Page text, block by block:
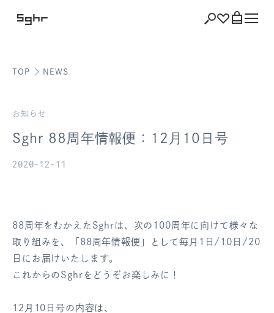
ショッピング
ポイント
お気に入り
TOP NEWS
お知らせ
Sghr 88周年情報便：12月10日号
2020-12-11
88周年をむかえたSghrは、次の100周年に向けて様々な
取り組みを、「88周年情報便」として毎月1日/10日/20
日にお届けいたします。
これからのSghrをどうぞお楽しみに！
12月10日号の内容は、